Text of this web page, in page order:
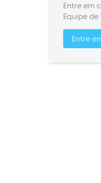
Entre em
Equipe de
Entre